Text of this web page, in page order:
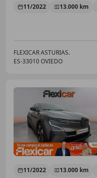
11/2022 13.000 km
FLEXICAR ASTURIAS.
ES-33010 OVIEDO
11/2022 13.000 km